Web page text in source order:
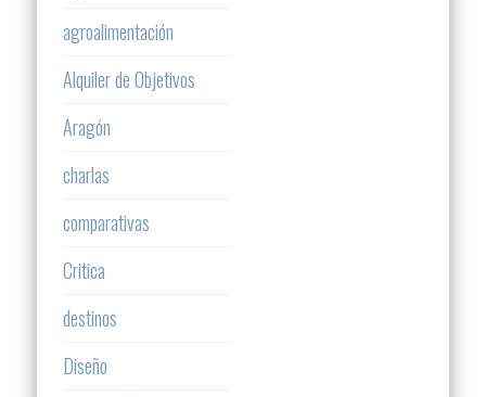
agroalimentación
Alquiler de Objetivos
Aragón
charlas
comparativas
Critica
destinos
Diseño